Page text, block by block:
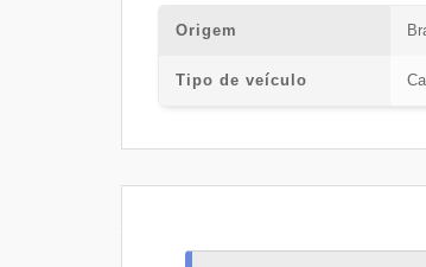
Origem
Tipo de veículo